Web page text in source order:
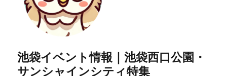
池袋イベント情報｜池袋西口公園・
サンシャインシティ特集